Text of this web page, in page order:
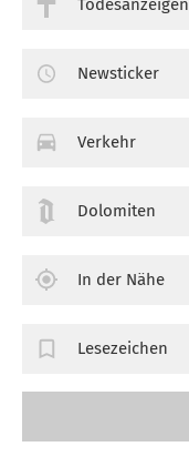
Todesanzeigen
Newsticker
Verkehr
Dolomiten
In der Nähe
Lesezeichen